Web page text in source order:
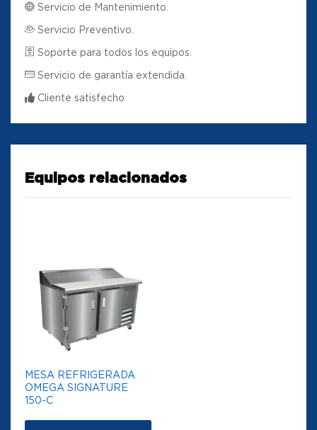
Servicio de Mantenimiento.
Servicio Preventivo.
Soporte para todos los equipos.
Servicio de garantía extendida.
Cliente satisfecho
Equipos relacionados
MESA REFRIGERADA
OMEGA SIGNATURE
150-C